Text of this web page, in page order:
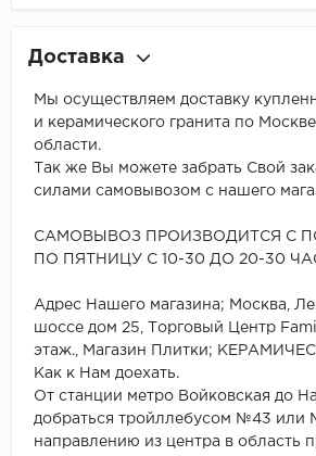
Доставка
Мы осуществляем доставку
и керамического гранита по
области.
Так же Вы можете забрать Свой
силами самовывозом с нашего
САМОВЫВОЗ ПРОИЗВОДИТСЯ С
ПО ПЯТНИЦУ С 10-30 ДО 20-30
Адрес Нашего магазина; Москва,
шоссе дом 25, Торговый Центр
этаж., Магазин Плитки;
Как к Нам доехать.
От станции метро Войковская до
добраться тройллебусом №43 или
направлению из центра в область